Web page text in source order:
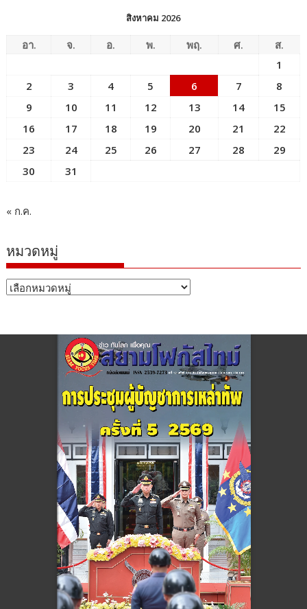
สิงหาคม 2026
อา. จ. อ. พ. พฤ. ศ.
ส.
1
2
3 4 5 6 7
8
9
10 11 12 13 14
15
16
17 18 19 20 21
22
23
24 25 26 27 28
29
30
31
« ก.ค.
หมวดหมู่
หมวด